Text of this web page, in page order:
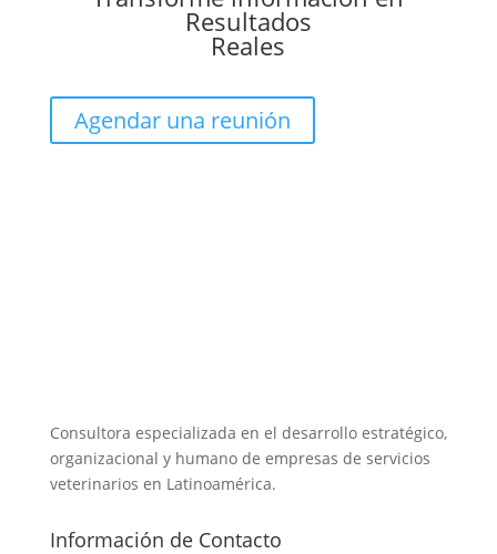
Resultados
Reales
Agendar una reunión
Consultora especializada en el desarrollo estratégico,
organizacional y humano de empresas de servicios
veterinarios en Latinoamérica.
Información de Contacto